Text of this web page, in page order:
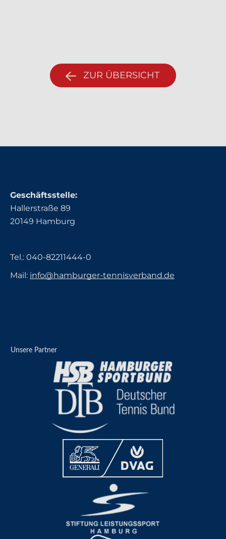
ZUR ÜBERSICHT
Geschäftsstelle:
Hallerstraße 89
20149 Hamburg
Tel.: 040-82211444-0
Mail: info@hamburger-tennisverband.de
Unsere Partner